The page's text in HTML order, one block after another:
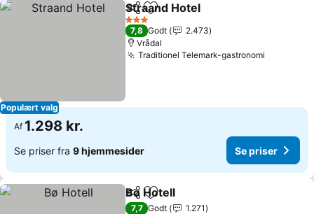
Populært valg
Del Føj til favoritter
Straand Hotel
3 Stjerner
7,8 Godt
2.473
Vrådal
Traditionel Telemark-gastronomi
Af 1.298 kr.
Se priser fra 9 hjemmesider Se priser
Del Føj til favoritter
Bø Hotell
7,7 Godt
1.271